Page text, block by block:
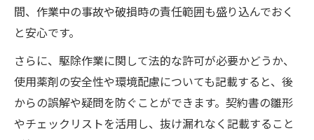
間、作業中の事故や破損時の責任範囲も盛り込んでおく
と安心です。
さらに、駆除作業に関して法的な許可が必要かどうか、
使用薬剤の安全性や環境配慮についても記載すると、後
からの誤解や疑問を防ぐことができます。契約書の雛形
やチェックリストを活用し、抜け漏れなく記載すること